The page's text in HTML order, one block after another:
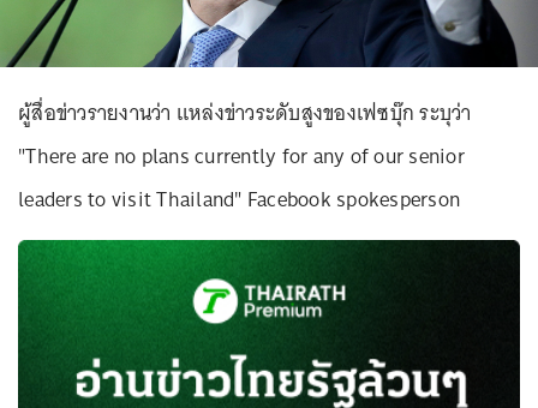
ผู้สื่อข่าวรายงานว่า แหล่งข่าวระดับสูงของเฟซบุ๊ก ระบุว่า
"There are no plans currently for any of our senior
leaders to visit Thailand" Facebook spokesperson